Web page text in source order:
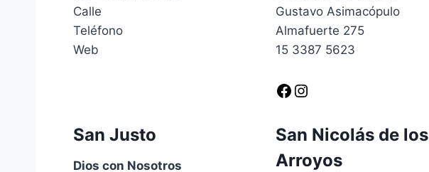
Calle
Teléfono
Web
Gustavo Asimacópulo
Almafuerte 275
15 3387 5623
Facebook Instagram
San Justo
Dios con Nosotros
San Nicolás de los
Arroyos